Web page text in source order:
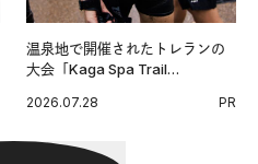
温泉地で開催されたトレランの
大会「Kaga Spa Trail
戦を夢見るランナーたちの奮闘
2026.07.28 PR